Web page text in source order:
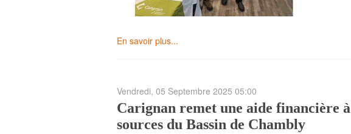
En savoir plus...
Vendredi, 05 Septembre 2025 05:00
Carignan remet une aide financière
sources du Bassin de Chambly